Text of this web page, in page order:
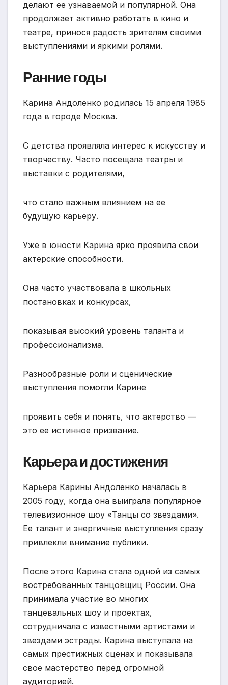
делают ее узнаваемой и популярной. Она
продолжает активно работать в кино и
театре, принося радость зрителям своими
выступлениями и яркими ролями.
Ранние годы
Карина Андоленко родилась 15 апреля 1985
года в городе Москва.
С детства проявляла интерес к искусству и
творчеству. Часто посещала театры и
выставки с родителями,
что стало важным влиянием на ее
будущую карьеру.
Уже в юности Карина ярко проявила свои
актерские способности.
Она часто участвовала в школьных
постановках и конкурсах,
показывая высокий уровень таланта и
профессионализма.
Разнообразные роли и сценические
выступления помогли Карине
проявить себя и понять, что актерство —
это ее истинное призвание.
Карьера и достижения
Карьера Карины Андоленко началась в
2005 году, когда она выиграла популярное
телевизионное шоу «Танцы со звездами».
Ее талант и энергичные выступления сразу
привлекли внимание публики.
После этого Карина стала одной из самых
востребованных танцовщиц России. Она
принимала участие во многих
танцевальных шоу и проектах,
сотрудничала с известными артистами и
звездами эстрады. Карина выступала на
самых престижных сценах и показывала
свое мастерство перед огромной
аудиторией.